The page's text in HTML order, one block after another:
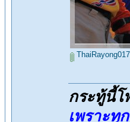
กระทู้นี้โ
เพราะทุ